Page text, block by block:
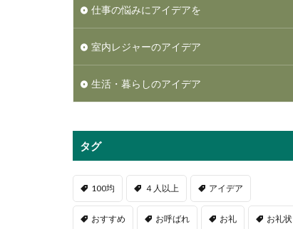
仕事の悩みにアイデアを
室内レジャーのアイデア
生活・暮らしのアイデア
タグ
100均 ４人以上 アイデア
おすすめ お呼ばれ お礼 お礼状